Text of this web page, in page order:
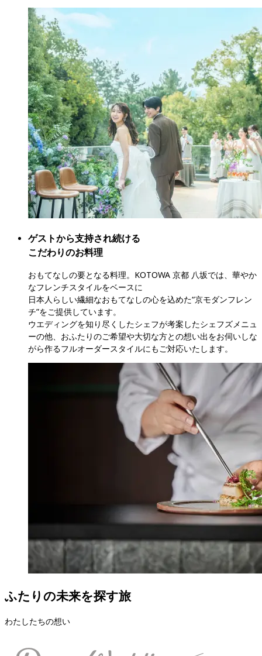
ゲストから支持され続ける
こだわりのお料理
おもてなしの要となる料理。KOTOWA 京都 八坂では、華やか
なフレンチスタイルをベースに
日本人らしい繊細なおもてなしの心を込めた“京モダンフレン
チ”をご提供しています。
ウエディングを知り尽くしたシェフが考案したシェフズメニュ
ーの他、おふたりのご希望や大切な方との想い出をお伺いしな
がら作るフルオーダースタイルにもご対応いたします。
ふたりの未来を探す旅
わたしたちの想い